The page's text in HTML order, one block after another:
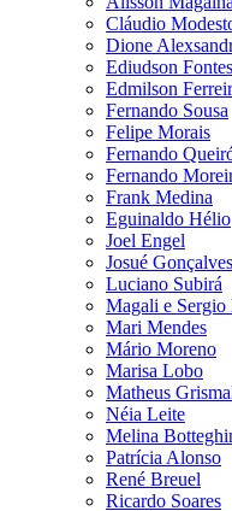
Cláudio
Dione
Ediudson Fontes
Edmilson
Fernando Sousa
Felipe Morais
Fernando
Fernando
Frank Medina
Eguinaldo Hélio
Joel Engel
Josué Gonçalves
Luciano Subirá
Magali e Sergio
Mari Mendes
Mário Moreno
Marisa Lobo
Matheus
Néia Leite
Melina
Patrícia Alonso
René Breuel
Ricardo Soares